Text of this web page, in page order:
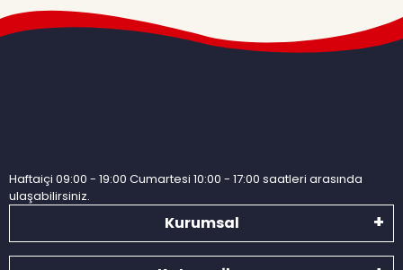
Haftaiçi 09:00 - 19:00 Cumartesi 10:00 - 17:00 saatleri arasında
ulaşabilirsiniz.
Kurumsal